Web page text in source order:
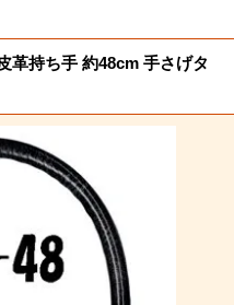
革持ち手 約48cm 手さげタ